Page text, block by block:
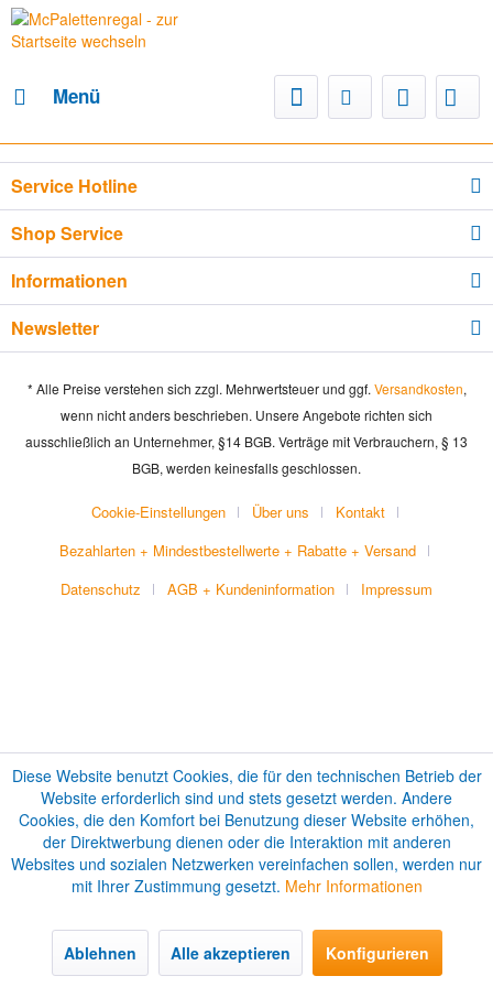
Menü
Service Hotline
Shop Service
Informationen
Newsletter
* Alle Preise verstehen sich zzgl. Mehrwertsteuer und ggf. Versandkosten,
wenn nicht anders beschrieben. Unsere Angebote richten sich
ausschließlich an Unternehmer, §14 BGB. Verträge mit Verbrauchern, § 13
BGB, werden keinesfalls geschlossen.
Cookie-Einstellungen Über uns
Kontakt
Bezahlarten + Mindestbestellwerte + Rabatte + Versand
Datenschutz
AGB + Kundeninformation Impressum
Diese Website benutzt Cookies, die für den technischen Betrieb der
Website erforderlich sind und stets gesetzt werden. Andere
Cookies, die den Komfort bei Benutzung dieser Website erhöhen,
der Direktwerbung dienen oder die Interaktion mit anderen
Websites und sozialen Netzwerken vereinfachen sollen, werden nur
mit Ihrer Zustimmung gesetzt. Mehr Informationen
Ablehnen Alle akzeptieren Konfigurieren